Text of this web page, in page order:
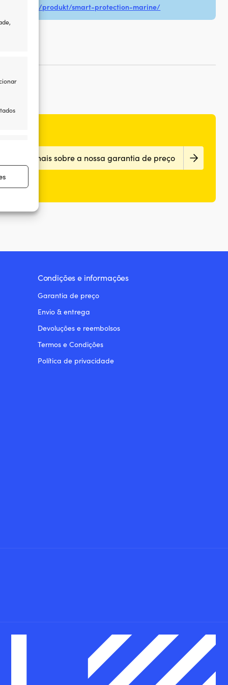
ativo
produkt/smart-protection-marine/
Sabe mais sobre a nossa garantia de preço
Condições e informações
Garantia de preço
Envio & entrega
Devoluções e reembolsos
Termos e Condições
Política de privacidade